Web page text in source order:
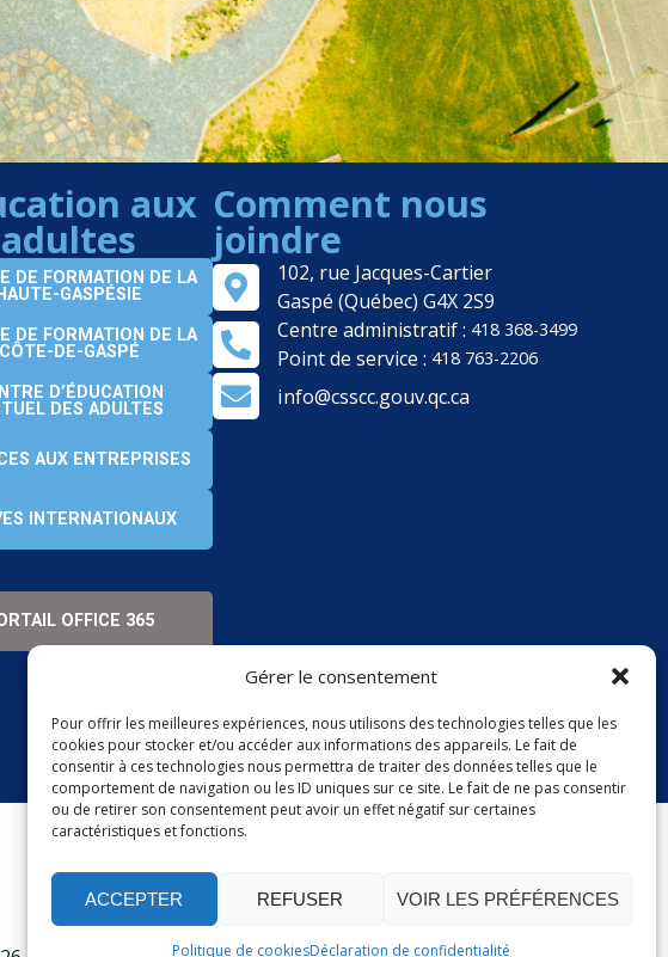
Gérer le consentement
Pour offrir les meilleures expériences, nous utilisons des technologies telles que les
cookies pour stocker et/ou accéder aux informations des appareils. Le fait de
consentir à ces technologies nous permettra de traiter des données telles que le
comportement de navigation ou les ID uniques sur ce site. Le fait de ne pas consentir
ou de retirer son consentement peut avoir un effet négatif sur certaines
caractéristiques et fonctions.
ACCEPTER REFUSER VOIR LES PRÉFÉRENCES
Politique de cookiesDéclaration de confidentialité
aux
adultes
DE FORMATION DE LA
HAUTE-GASPÉSIE
DE FORMATION DE LA
CÔTE-DE-GASPÉ
D’ÉDUCATION
DES ADULTES
AUX ENTREPRISES
INTERNATIONAUX
OFFICE 365
Comment nous
joindre
102, rue Jacques-Cartier
Gaspé (Québec) G4X 2S9
Centre administratif : 418 368-3499
Point de service : 418 763-2206
info@csscc.gouv.qc.ca